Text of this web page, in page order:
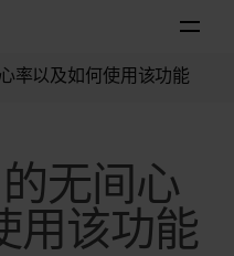
率以及如何使用该功能
无间心
用该功能